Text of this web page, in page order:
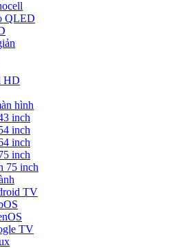
QLED
HD
hình
inch
inch
inch
inch
75 inch
TV
TV